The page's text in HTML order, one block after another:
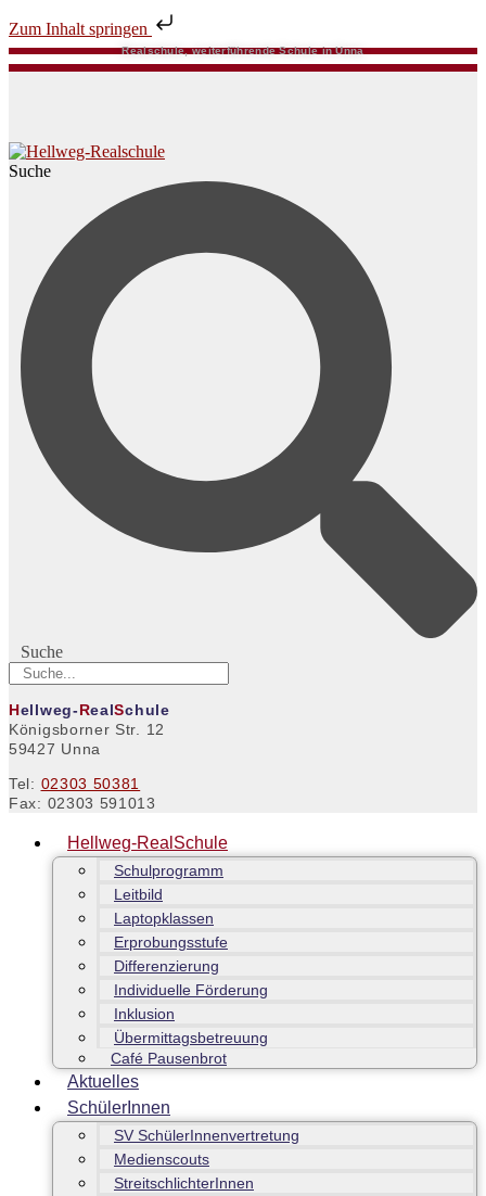
Zum Inhalt springen
Realschule, weiterführende Schule in Unna
Suche
Suche
Hellweg-RealSchule
Königsborner Str. 12
59427 Unna
Tel: 02303 50381
Fax: 02303 591013
Hellweg-RealSchule
Schulprogramm
Leitbild
Laptopklassen
Erprobungsstufe
Differenzierung
Individuelle Förderung
Inklusion
Übermittagsbetreuung
Café Pausenbrot
Aktuelles
SchülerInnen
SV SchülerInnenvertretung
Medienscouts
StreitschlichterInnen